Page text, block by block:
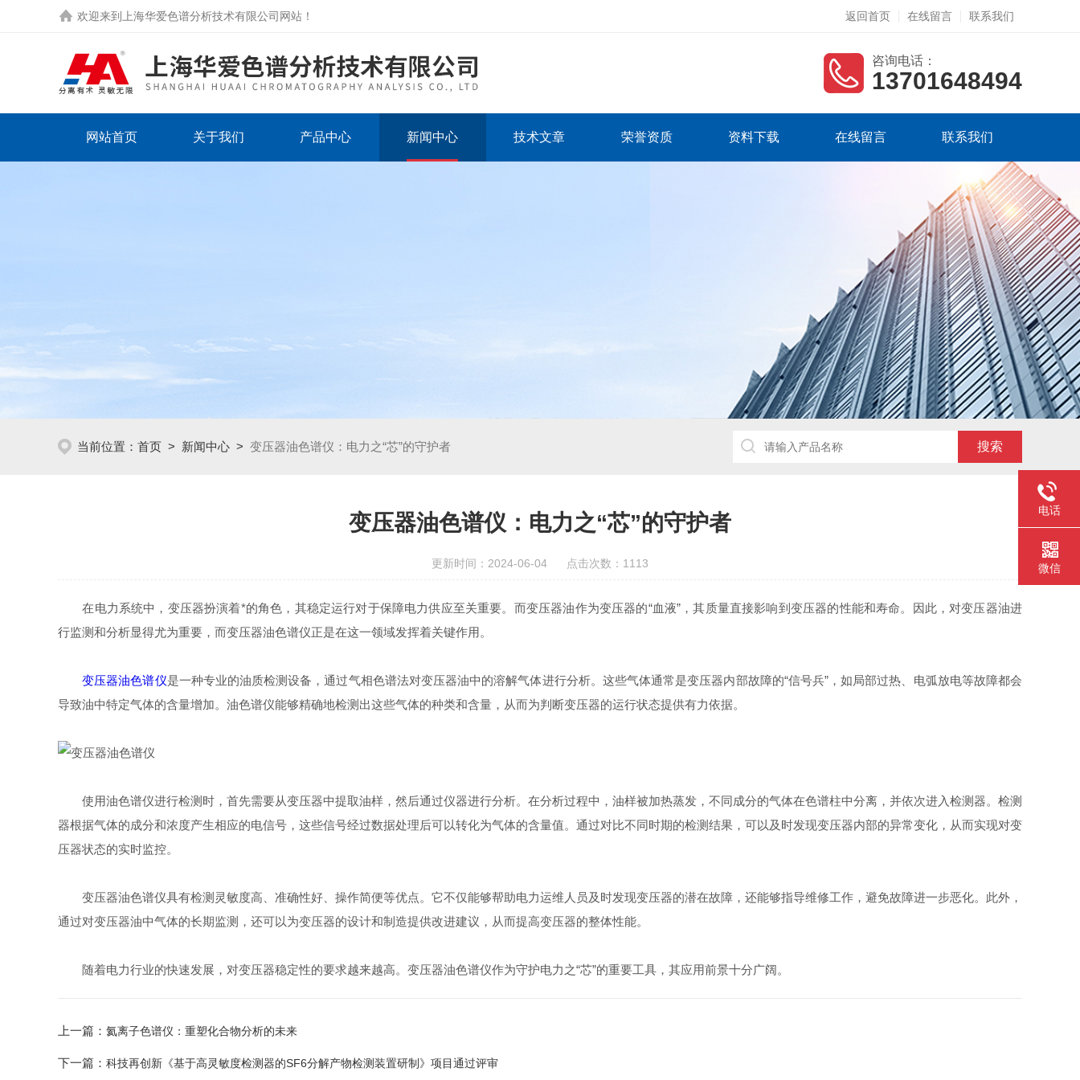
欢迎来到 上海华爱色谱分析技术有限公司网站 ！ 返回首页 在线留言 联系我们
咨询电话：
13701648494
网站首页 关于我们 产品中心 新闻中心 技术文章 荣誉资质 资料下载 在线留言 联系我们
当前位置： 首页 > 新闻中心 > 变压器油色谱仪：电力之“芯”的守护者
变压器油色谱仪：电力之“芯”的守护者
更新时间：2024-06-04 点击次数：1113
在电力系统中，变压器扮演着*的角色，其稳定运行对于保障电力供应至关重要。而变压器油作为变压器的“血液”，其质量直接影响到变压器的性能和寿命。因此，对变压器油进
行监测和分析显得尤为重要，而变压器油色谱仪正是在这一领域发挥着关键作用。
变压器油色谱仪是一种专业的油质检测设备，通过气相色谱法对变压器油中的溶解气体进行分析。这些气体通常是变压器内部故障的“信号兵”，如局部过热、电弧放电等故障都会
导致油中特定气体的含量增加。油色谱仪能够精确地检测出这些气体的种类和含量，从而为判断变压器的运行状态提供有力依据。
使用油色谱仪进行检测时，首先需要从变压器中提取油样，然后通过仪器进行分析。在分析过程中，油样被加热蒸发，不同成分的气体在色谱柱中分离，并依次进入检测器。检测
器根据气体的成分和浓度产生相应的电信号，这些信号经过数据处理后可以转化为气体的含量值。通过对比不同时期的检测结果，可以及时发现变压器内部的异常变化，从而实现对变
压器状态的实时监控。
变压器油色谱仪具有检测灵敏度高、准确性好、操作简便等优点。它不仅能够帮助电力运维人员及时发现变压器的潜在故障，还能够指导维修工作，避免故障进一步恶化。此外，
通过对变压器油中气体的长期监测，还可以为变压器的设计和制造提供改进建议，从而提高变压器的整体性能。
随着电力行业的快速发展，对变压器稳定性的要求越来越高。变压器油色谱仪作为守护电力之“芯”的重要工具，其应用前景十分广阔。
上一篇： 氦离子色谱仪：重塑化合物分析的未来
下一篇： 科技再创新《基于高灵敏度检测器的SF6分解产物检测装置研制》项目通过评审
电话
微信